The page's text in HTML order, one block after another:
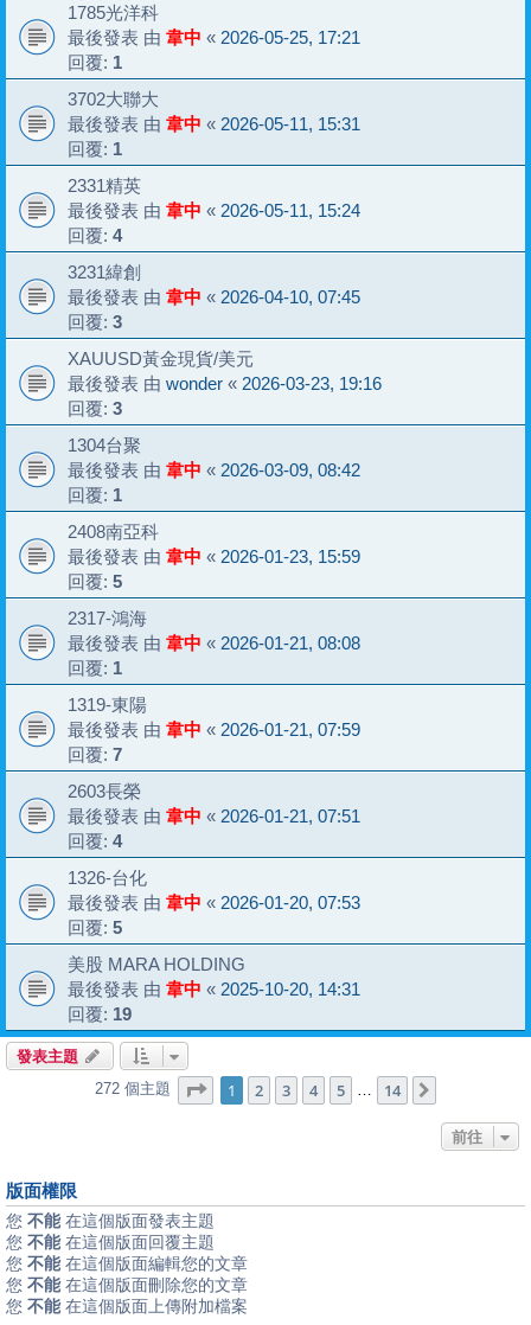
1785光洋科
最後發表 由 韋中 « 2026-05-25, 17:21
回覆: 1
3702大聯大
最後發表 由 韋中 « 2026-05-11, 15:31
回覆: 1
2331精英
最後發表 由 韋中 « 2026-05-11, 15:24
回覆: 4
3231緯創
最後發表 由 韋中 « 2026-04-10, 07:45
回覆: 3
XAUUSD黃金現貨/美元
最後發表 由 wonder « 2026-03-23, 19:16
回覆: 3
1304台聚
最後發表 由 韋中 « 2026-03-09, 08:42
回覆: 1
2408南亞科
最後發表 由 韋中 « 2026-01-23, 15:59
回覆: 5
2317-鴻海
最後發表 由 韋中 « 2026-01-21, 08:08
回覆: 1
1319-東陽
最後發表 由 韋中 « 2026-01-21, 07:59
回覆: 7
2603長榮
最後發表 由 韋中 « 2026-01-21, 07:51
回覆: 4
1326-台化
最後發表 由 韋中 « 2026-01-20, 07:53
回覆: 5
美股 MARA HOLDING
最後發表 由 韋中 « 2025-10-20, 14:31
回覆: 19
發表主題
272 個主題 1 頁 (共 14 頁)
1 2 3 4 5 … 14
前往
版面權限
您 不能在這個版面發表主題
您 不能在這個版面回覆主題
您 不能在這個版面編輯您的文章
您 不能在這個版面刪除您的文章
您 不能在這個版面上傳附加檔案